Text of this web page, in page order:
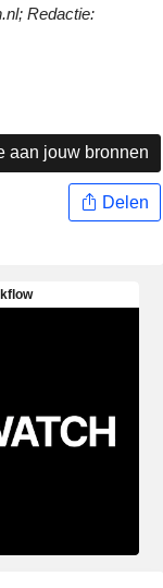
Redactie:
aan jouw bronnen
Delen